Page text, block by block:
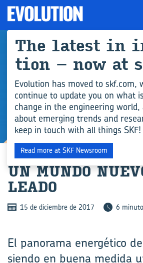
INDUSTRIA
UN MUNDO
LEA­DO
15 de diciembre de 2017 6
El panorama energético
siendo en buena medida
The la­test in
tion – now at
Evolution has moved to skf.com,
continue to update you on what
change in the engineering world,
about emerging trends and
keep in touch with all things SKF!
Read more at SKF Newsroom